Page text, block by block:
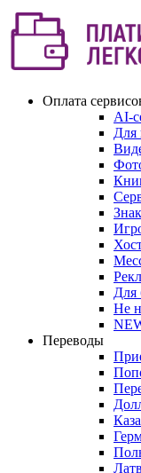
Оплата
AI-
Для
Для
Не
Переводы